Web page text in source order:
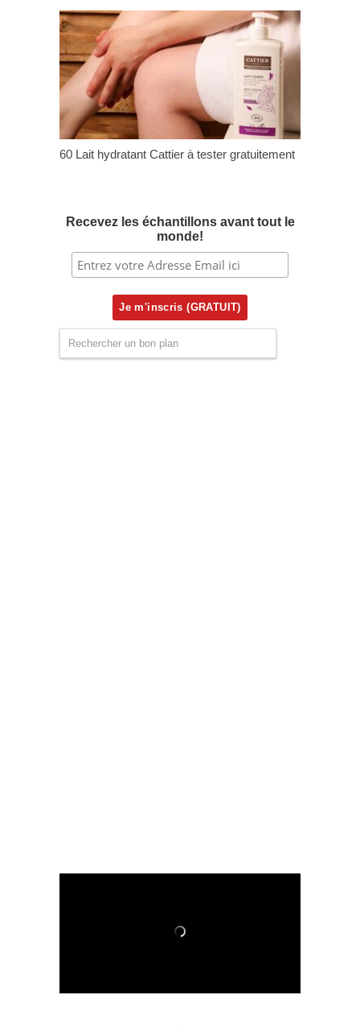
60 Lait hydratant Cattier à tester gratuitement
Recevez les échantillons avant tout le
monde!